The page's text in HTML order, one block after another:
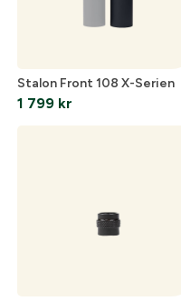
Stalon Front 108 X-Serien
1 799 kr